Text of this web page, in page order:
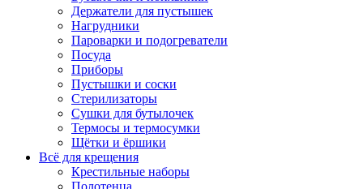
Держатели для пустышек
Нагрудники
Пароварки и подогреватели
Посуда
Приборы
Пустышки и соски
Стерилизаторы
Сушки для бутылочек
Термосы и термосумки
Щётки и ёршики
Всё для крещения
Крестильные наборы
Полотенца